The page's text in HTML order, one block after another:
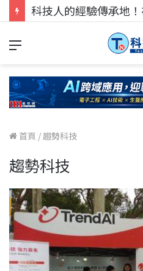
首頁 / 趨勢科技
趨勢科技